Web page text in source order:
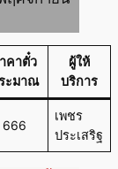
คาตั๋ว
ะมาณ
ผู้ให้
บริการ
666
เพชร
ประเสริฐ